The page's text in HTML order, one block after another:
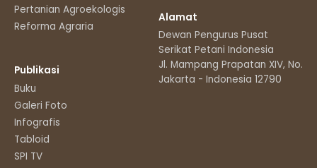
Pertanian Agroekologis
Reforma Agraria
Publikasi
Buku
Galeri Foto
Infografis
Tabloid
SPI TV
Alamat
Dewan Pengurus Pusat
Serikat Petani Indonesia
Jl. Mampang Prapatan XIV, No.11
Jakarta - Indonesia 12790